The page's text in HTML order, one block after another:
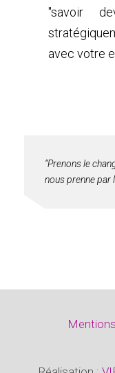
"savoir
avec votre
“Prenons le
nous prenne par